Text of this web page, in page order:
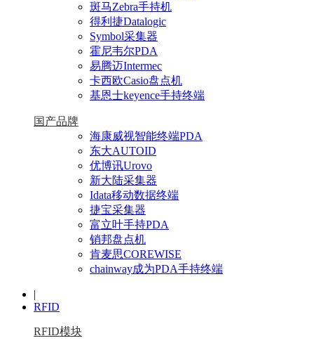
斑马Zebra手持机
得利捷Datalogic
Symbol采集器
霍尼韦尔PDA
易腾迈Intermec
卡西欧Casio盘点机
基恩士keyence手持终端
国产品牌
海康威视智能终端PDA
东大AUTOID
优博讯Urovo
新大陆采集器
Idata移动数据终端
捷宝采集器
富立叶手持PDA
销邦盘点机
肯麦思COREWISE
chainway成为PDA手持终端
|
RFID
RFID模块